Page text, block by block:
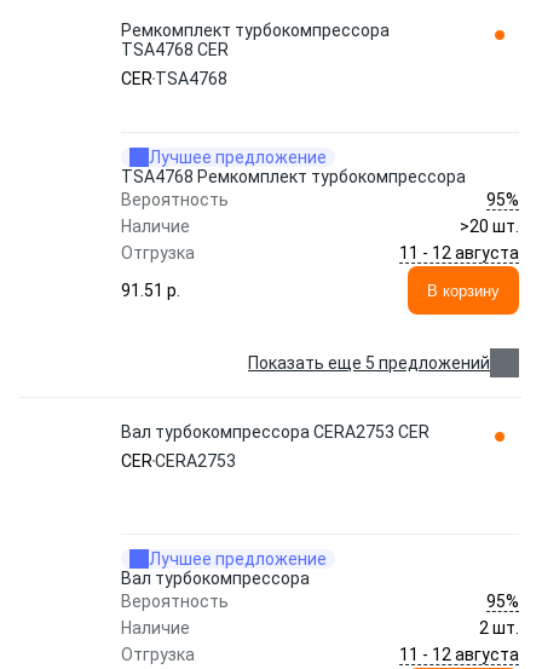
Ремкомплект турбокомпрессора
TSA4768 CER
CER TSA4768
Лучшее предложение
TSA4768 Ремкомплект турбокомпрессора
Вероятность
95%
Наличие
>20 шт.
Отгрузка
11 - 12 августа
91.51 p.
В корзину
Показать еще 5 предложений
Вал турбокомпрессора CERA2753 CER
CERCERA2753
Лучшее предложение
Вал турбокомпрессора
Вероятность
95%
Наличие
2 шт.
Отгрузка
11 - 12 августа